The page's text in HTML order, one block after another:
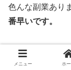
色んな副業あり
番早いです。
・独りで出来る
・人間関係不要
メニュー ホ